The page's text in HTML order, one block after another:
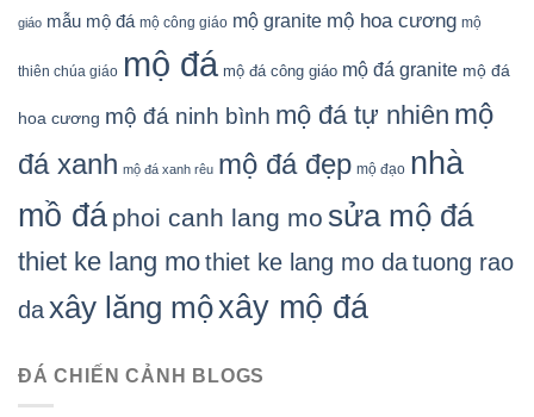
giáo mẫu mộ đá mộ công giáo mộ granite mộ hoa cương mộ
thiên chúa giáo mộ đá mộ đá công giáo mộ đá granite mộ đá
hoa cương mộ đá ninh bình mộ đá tự nhiên mộ
đá xanh mộ đá xanh rêu mộ đá đẹp mộ đạo nhà
mồ đá phoi canh lang mo sửa mộ đá
thiet ke lang mothiet ke lang mo datuong rao
daxây lăng mộxây mộ đá
ĐÁ CHIẾN CẢNH BLOGS